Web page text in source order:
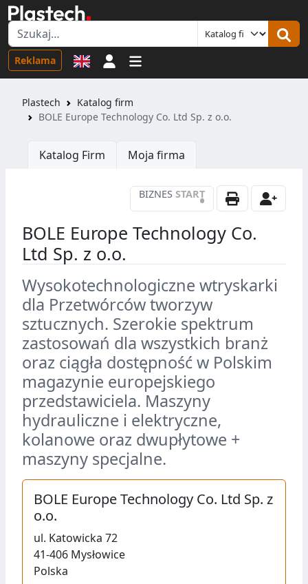
Reklama Logowanie
Plastech
Katalog firm
BOLE Europe Technology Co. Ltd Sp. z o.o.
Katalog Firm Moja firma
BIZNES START
•
BOLE Europe Technology Co.
Ltd Sp. z o.o.
Wysokotechnologiczne wtryskarki
dla Przetwórców tworzyw
sztucznych. Szerokie spektrum
zastosowań dla wszystkich branż
oraz ciągła dostępność w Polskim
magazynie europejskiego
przedstawiciela. Maszyny
hydrauliczne i elektryczne,
kolanowe oraz dwupłytowe +
maszyny specjalne.
BOLE Europe Technology Co. Ltd Sp. z
o.o.
ul. Katowicka 72
41-406 Mysłowice
Polska